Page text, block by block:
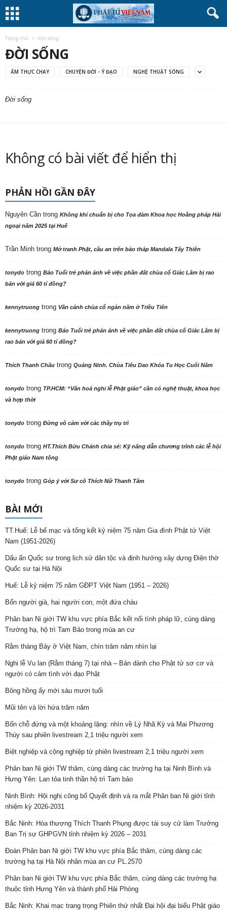
Trang chủ Đời sống
ĐỜI SỐNG
ẨM THỰC CHAY CHUYỆN ĐỜI - Ý ĐẠO NGHỆ THUẬT SỐNG
Đời sống
Không có bài viết để hiển thị
PHẢN HỒI GẦN ĐÂY
Nguyên Cần trong Không khí chuẩn bị cho Tọa đàm Khoa học Hoằng pháp Hải
ngoại năm 2025 tại Huế
Trần Minh trong Mở tranh Phật, cầu an trên bảo tháp Mandala Tây Thiên
tonydo trong Báo Tuổi trẻ phản ảnh về việc phần đất chùa cổ Giác Lâm bị rao
bán với giá 60 tỉ đồng?
kennytruong trong Vãn cảnh chùa cổ ngàn năm ở Triều Tiên
kennytruong trong Báo Tuổi trẻ phản ảnh về việc phần đất chùa cổ Giác Lâm bị
rao bán với giá 60 tỉ đồng?
Thích Thanh Châu trong Quảng Ninh. Chùa Tiêu Dao Khóa Tu Học Cuối Năm
tonydo trong TP.HCM: “Văn hoá nghi lễ Phật giáo” cần có nghệ thuật, khoa học
và hợp thời
tonydo trong Đừng vô cảm với các thầy trụ trì
tonydo trong HT.Thích Bửu Chánh chia sẻ: Kỹ năng dẫn chương trình các lễ hội
Phật giáo Nam tông
tonydo trong Góp ý với Sư cô Thích Nữ Thanh Tâm
BÀI MỚI
TT.Huế: Lễ bế mạc và tổng kết kỷ niệm 75 năm Gia đình Phật tử Việt
Nam (1951-2026)
Dấu ấn Quốc sư trong lịch sử dân tộc và định hướng xây dựng Điện thờ
Quốc sư tại Hà Nội
Huế: Lễ kỷ niệm 75 năm GĐPT Việt Nam (1951 – 2026)
Bốn người già, hai người con, một đứa cháu
Phân ban Ni giới TW khu vực phía Bắc kết nối tình pháp lữ, cúng dàng
Trường hạ, hộ trì Tam Bảo trong mùa an cư
Rằm tháng Bảy ở Việt Nam, chín trăm năm nhìn lại
Nghi lễ Vu lan (Rằm tháng 7) tại nhà – Bản dành cho Phật tử sơ cơ và
người có cảm tình với đạo Phật
Bông hồng ấy mới sáu mươi tuổi
Mũi tên và lời hứa trăm năm
Bốn chỗ đứng và một khoảng lặng: nhìn về Lý Nhã Kỳ và Mai Phương
Thúy sau phiên livestream 2,1 triệu người xem
Biệt nghiệp và cộng nghiệp từ phiên livestream 2,1 triệu người xem
Phân ban Ni giới TW thăm, cúng dàng các trường hạ tại Ninh Bình và
Hưng Yên: Lan tỏa tinh thần hộ trì Tam bảo
Ninh Bình: Hội nghị công bố Quyết định và ra mắt Phân ban Ni giới tỉnh
nhiệm kỳ 2026-2031
Bắc Ninh: Hòa thượng Thích Thanh Phụng được tái suy cử làm Trưởng
Ban Trị sự GHPGVN tỉnh nhiệm kỳ 2026 – 2031
Đoàn Phân ban Ni giới TW khu vực phía Bắc thăm, cúng dàng các
trường hạ tại Hà Nội nhân mùa an cư PL.2570
Phân ban Ni giới TW khu vực phía Bắc thăm, cúng dàng các trường hạ
thuộc tỉnh Hưng Yên và thành phố Hải Phòng
Bắc Ninh: Khai mạc trang trọng Phiên thứ nhất Đại hội đại biểu Phật giáo